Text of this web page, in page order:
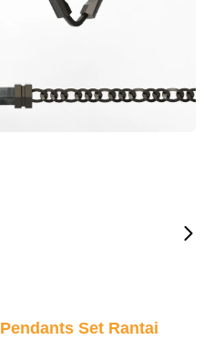
Set Rantai